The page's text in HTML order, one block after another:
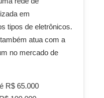
em
tipos de eletrônicos.
atua com a
no mercado de
R$ 65.000